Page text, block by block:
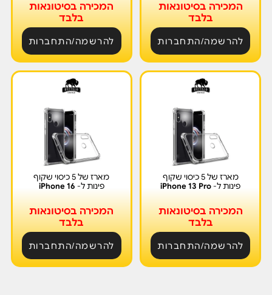
המכירה בסיטונאות
בלבד
להרשמה/התחברות
המכירה בסיטונאות
בלבד
להרשמה/התחברות
מארז של 5 כיסוי שקוף
פינות ל-iPhone 13 Pro
המכירה בסיטונאות
בלבד
להרשמה/התחברות
מארז של 5 כיסוי שקוף
פינות ל- iPhone 16
המכירה בסיטונאות
בלבד
להרשמה/התחברות